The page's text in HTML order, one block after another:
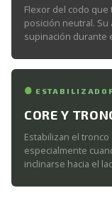
Flexor del codo
posición neutral. Su
supinación durante
CORE Y
Estabilizan el
especialmente
inclinarse hacia el